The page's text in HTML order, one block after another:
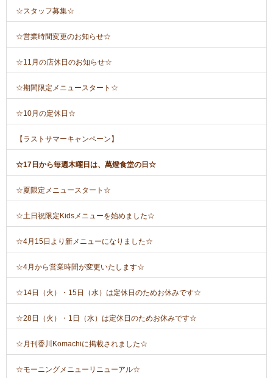
☆スタッフ募集☆
☆営業時間変更のお知らせ☆
☆11月の店休日のお知らせ☆
☆期間限定メニュースタート☆
☆10月の定休日☆
【ラストサマーキャンペーン】
☆17日から毎週木曜日は、萬燈食堂の日☆
☆夏限定メニュースタート☆
☆土日祝限定Kidsメニューを始めました☆
☆4月15日より新メニューになりました☆
☆4月から営業時間が変更いたします☆
☆14日（火）・15日（水）は定休日のためお休みです☆
☆28日（火）・1日（水）は定休日のためお休みです☆
☆月刊香川Komachiに掲載されました☆
☆モーニングメニューリニューアル☆